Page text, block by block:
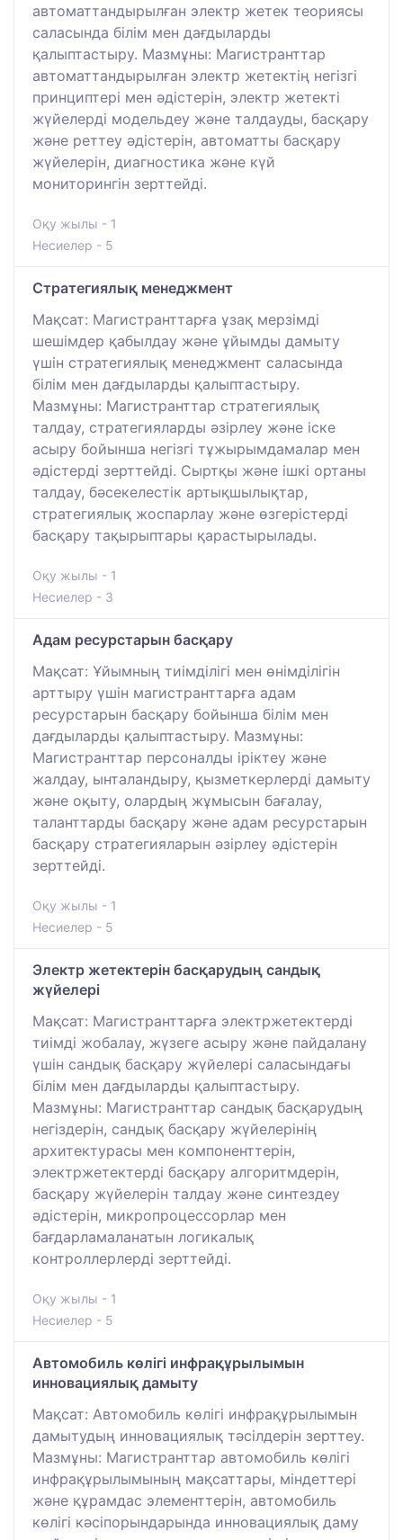
автоматтандырылған электр жетек теориясы
саласында білім мен дағдыларды
қалыптастыру. Мазмұны: Магистранттар
автоматтандырылған электр жетектің негізгі
принциптері мен әдістерін, электр жетекті
жүйелерді модельдеу және талдауды, басқару
және реттеу әдістерін, автоматты басқару
жүйелерін, диагностика және күй
мониторингін зерттейді.
Оқу жылы - 1
Несиелер - 5
Стратегиялық менеджмент
Мақсат: Магистранттарға ұзақ мерзімді
шешімдер қабылдау және ұйымды дамыту
үшін стратегиялық менеджмент саласында
білім мен дағдыларды қалыптастыру.
Мазмұны: Магистранттар стратегиялық
талдау, стратегияларды әзірлеу және іске
асыру бойынша негізгі тұжырымдамалар мен
әдістерді зерттейді. Сыртқы және ішкі ортаны
талдау, бәсекелестік артықшылықтар,
стратегиялық жоспарлау және өзгерістерді
басқару тақырыптары қарастырылады.
Оқу жылы - 1
Несиелер - 3
Адам ресурстарын басқару
Мақсат: Ұйымның тиімділігі мен өнімділігін
арттыру үшін магистранттарға адам
ресурстарын басқару бойынша білім мен
дағдыларды қалыптастыру. Мазмұны:
Магистранттар персоналды іріктеу және
жалдау, ынталандыру, қызметкерлерді дамыту
және оқыту, олардың жұмысын бағалау,
таланттарды басқару және адам ресурстарын
басқару стратегияларын әзірлеу әдістерін
зерттейді.
Оқу жылы - 1
Несиелер - 5
Электр жетектерін басқарудың сандық
жүйелері
Мақсат: Магистранттарға электржетектерді
тиімді жобалау, жүзеге асыру және пайдалану
үшін сандық басқару жүйелері саласындағы
білім мен дағдыларды қалыптастыру.
Мазмұны: Магистранттар сандық басқарудың
негіздерін, сандық басқару жүйелерінің
архитектурасы мен компоненттерін,
электржетектерді басқару алгоритмдерін,
басқару жүйелерін талдау және синтездеу
әдістерін, микропроцессорлар мен
бағдарламаланатын логикалық
контроллерлерді зерттейді.
Оқу жылы - 1
Несиелер - 5
Автомобиль көлігі инфрақұрылымын
инновациялық дамыту
Мақсат: Автомобиль көлігі инфрақұрылымын
дамытудың инновациялық тәсілдерін зерттеу.
Мазмұны: Магистранттар автомобиль көлігі
инфрақұрылымының мақсаттары, міндеттері
және құрамдас элементтерін, автомобиль
көлігі кәсіпорындарында инновациялық даму